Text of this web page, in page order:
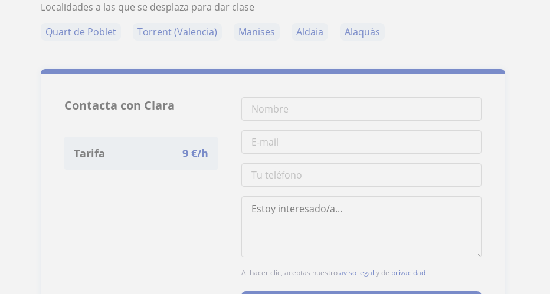
Localidades a las que se desplaza para dar clase
Quart de Poblet
Torrent (Valencia) Manises Aldaia Alaquàs
Contacta con Clara
Tarifa 9 €/h
Al hacer clic, aceptas nuestroaviso legal y de privacidad